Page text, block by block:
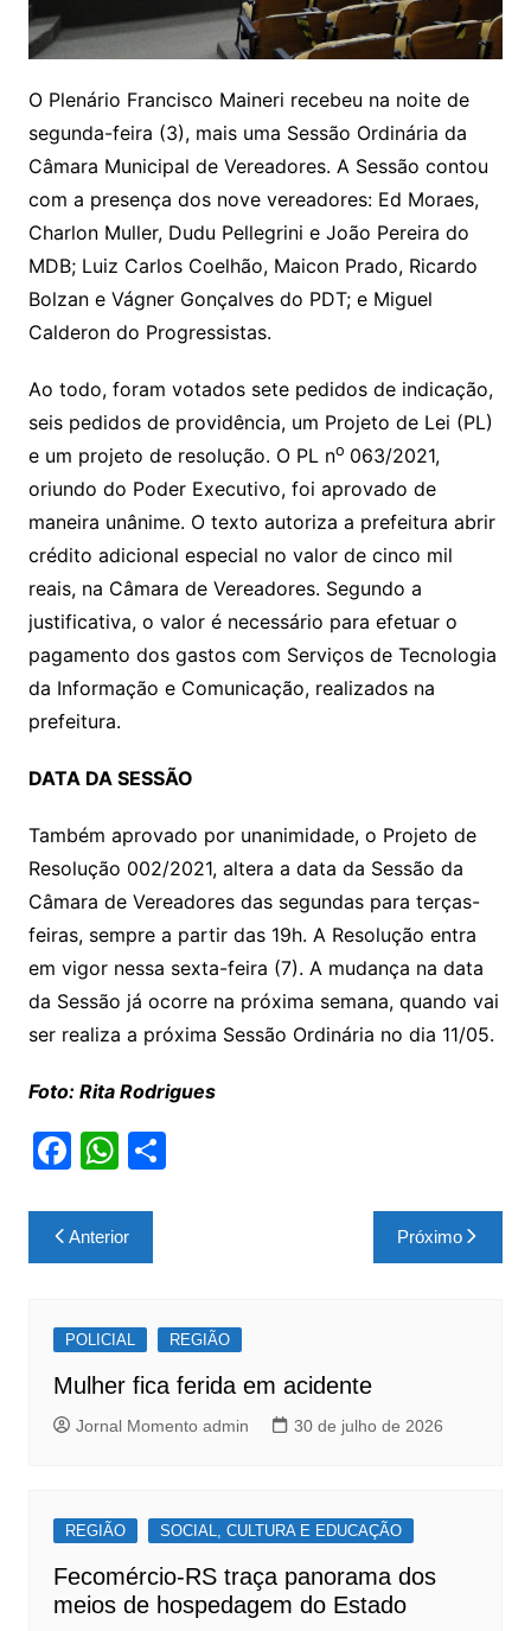
O Plenário Francisco Maineri recebeu na noite de
segunda-feira (3), mais uma Sessão Ordinária da
Câmara Municipal de Vereadores. A Sessão contou
com a presença dos nove vereadores: Ed Moraes,
Charlon Muller, Dudu Pellegrini e João Pereira do
MDB; Luiz Carlos Coelhão, Maicon Prado, Ricardo
Bolzan e Vágner Gonçalves do PDT; e Miguel
Calderon do Progressistas.
Ao todo, foram votados sete pedidos de indicação,
seis pedidos de providência, um Projeto de Lei (PL)
e um projeto de resolução. O PL no 063/2021,
oriundo do Poder Executivo, foi aprovado de
maneira unânime. O texto autoriza a prefeitura abrir
crédito adicional especial no valor de cinco mil
reais, na Câmara de Vereadores. Segundo a
justificativa, o valor é necessário para efetuar o
pagamento dos gastos com Serviços de Tecnologia
da Informação e Comunicação, realizados na
prefeitura.
DATA DA SESSÃO
Também aprovado por unanimidade, o Projeto de
Resolução 002/2021, altera a data da Sessão da
Câmara de Vereadores das segundas para terças-
feiras, sempre a partir das 19h. A Resolução entra
em vigor nessa sexta-feira (7). A mudança na data
da Sessão já ocorre na próxima semana, quando vai
ser realiza a próxima Sessão Ordinária no dia 11/05.
Foto: Rita Rodrigues
F
c
e
o
o
k
W
at
s
p
p
S
Navegação
de
Anterior Próximo
POLICIAL REGIÃO
Mulher fica ferida em acidente
Jornal Momento admin 30 de julho de 2026
REGIÃO SOCIAL, CULTURA E EDUCAÇÃO
Fecomércio-RS traça panorama dos
meios de hospedagem do Estado